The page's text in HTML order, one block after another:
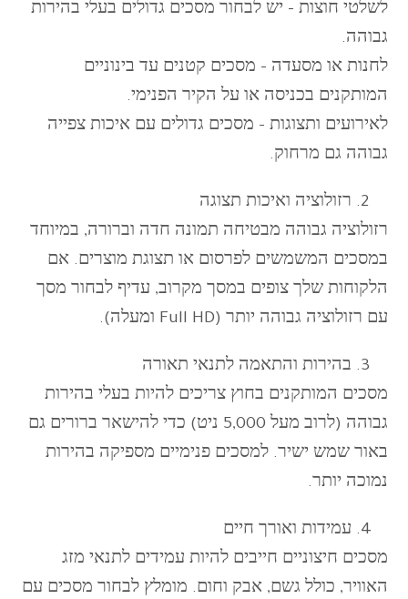
לשלטי חוצות – יש לבחור מסכים גדולים בעלי בהירות
גבוהה.
לחנות או מסעדה – מסכים קטנים עד בינוניים
המותקנים בכניסה או על הקיר הפנימי.
לאירועים ותצוגות – מסכים גדולים עם איכות צפייה
גבוהה גם מרחוק.
רזולוציה ואיכות תצוגה
רזולוציה גבוהה מבטיחה תמונה חדה וברורה, במיוחד
במסכים המשמשים לפרסום או תצוגת מוצרים. אם
הלקוחות שלך צופים במסך מקרוב, עדיף לבחור מסך
עם רזולוציה גבוהה יותר (Full HD ומעלה).
בהירות והתאמה לתנאי תאורה
מסכים המותקנים בחוץ צריכים להיות בעלי בהירות
גבוהה (לרוב מעל 5,000 ניט) כדי להישאר ברורים גם
באור שמש ישיר. למסכים פנימיים מספיקה בהירות
נמוכה יותר.
עמידות ואורך חיים
מסכים חיצוניים חייבים להיות עמידים לתנאי מזג
האוויר, כולל גשם, אבק וחום. מומלץ לבחור מסכים עם